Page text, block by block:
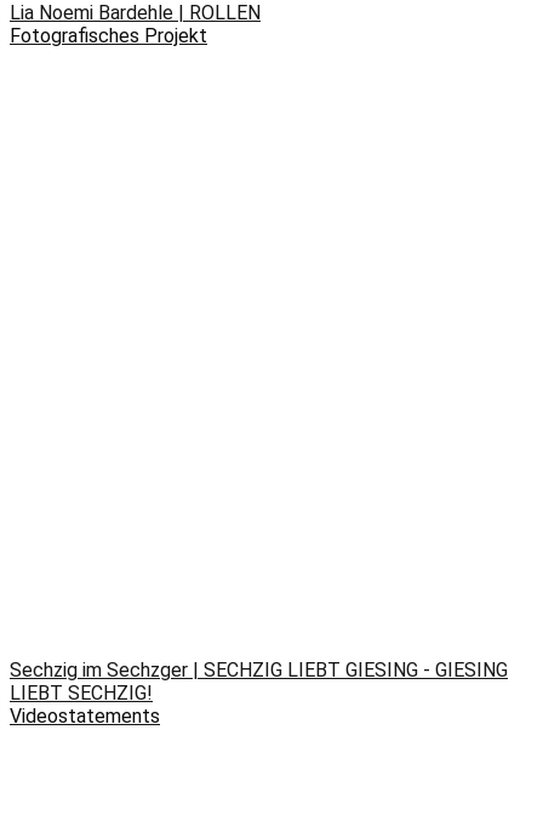
Lia Noemi Bardehle | ROLLEN
Fotografisches Projekt
Sechzig im Sechzger | SECHZIG LIEBT GIESING - GIESING
LIEBT SECHZIG!
Videostatements